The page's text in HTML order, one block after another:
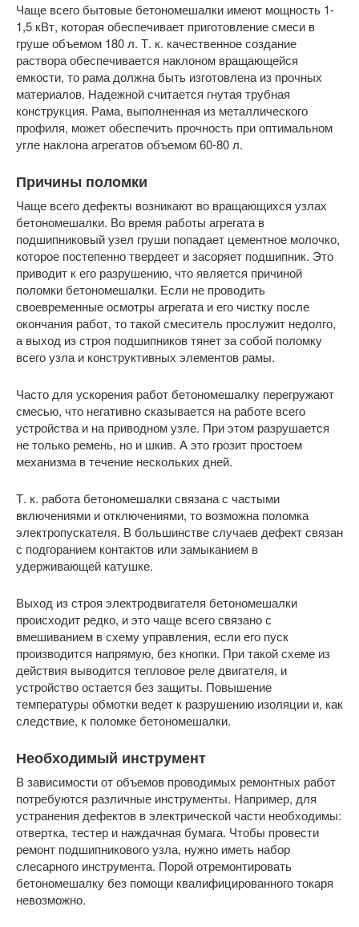
Чаще всего бытовые бетономешалки имеют мощность 1-
1,5 кВт, которая обеспечивает приготовление смеси в
груше объемом 180 л. Т. к. качественное создание
раствора обеспечивается наклоном вращающейся
емкости, то рама должна быть изготовлена из прочных
материалов. Надежной считается гнутая трубная
конструкция. Рама, выполненная из металлического
профиля, может обеспечить прочность при оптимальном
угле наклона агрегатов объемом 60-80 л.
Причины поломки
Чаще всего дефекты возникают во вращающихся узлах
бетономешалки. Во время работы агрегата в
подшипниковый узел груши попадает цементное молочко,
которое постепенно твердеет и засоряет подшипник. Это
приводит к его разрушению, что является причиной
поломки бетономешалки. Если не проводить
своевременные осмотры агрегата и его чистку после
окончания работ, то такой смеситель прослужит недолго,
а выход из строя подшипников тянет за собой поломку
всего узла и конструктивных элементов рамы.
Часто для ускорения работ бетономешалку перегружают
смесью, что негативно сказывается на работе всего
устройства и на приводном узле. При этом разрушается
не только ремень, но и шкив. А это грозит простоем
механизма в течение нескольких дней.
Т. к. работа бетономешалки связана с частыми
включениями и отключениями, то возможна поломка
электропускателя. В большинстве случаев дефект связан
с подгоранием контактов или замыканием в
удерживающей катушке.
Выход из строя электродвигателя бетономешалки
происходит редко, и это чаще всего связано с
вмешиванием в схему управления, если его пуск
производится напрямую, без кнопки. При такой схеме из
действия выводится тепловое реле двигателя, и
устройство остается без защиты. Повышение
температуры обмотки ведет к разрушению изоляции и, как
следствие, к поломке бетономешалки.
Необходимый инструмент
В зависимости от объемов проводимых ремонтных работ
потребуются различные инструменты. Например, для
устранения дефектов в электрической части необходимы:
отвертка, тестер и наждачная бумага. Чтобы провести
ремонт подшипникового узла, нужно иметь набор
слесарного инструмента. Порой отремонтировать
бетономешалку без помощи квалифицированного токаря
невозможно.